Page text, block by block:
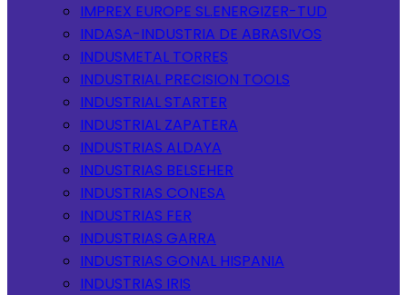
IMPREX EUROPE SL.ENERGIZER-TUD
INDASA-INDUSTRIA DE ABRASIVOS
INDUSMETAL TORRES
INDUSTRIAL PRECISION TOOLS
INDUSTRIAL STARTER
INDUSTRIAL ZAPATERA
INDUSTRIAS ALDAYA
INDUSTRIAS BELSEHER
INDUSTRIAS CONESA
INDUSTRIAS FER
INDUSTRIAS GARRA
INDUSTRIAS GONAL HISPANIA
INDUSTRIAS IRIS